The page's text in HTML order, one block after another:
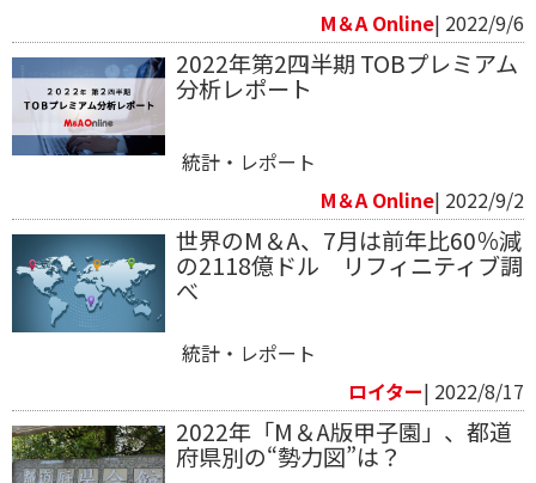
M＆A Online| 2022/9/6
2022年第2四半期 TOBプレミアム
分析レポート
統計・レポート
M＆A Online| 2022/9/2
世界のM＆A、7月は前年比60％減
の2118億ドル リフィニティブ調
べ
統計・レポート
ロイター| 2022/8/17
2022年「M＆A版甲子園」、都道
府県別の“勢力図”は？